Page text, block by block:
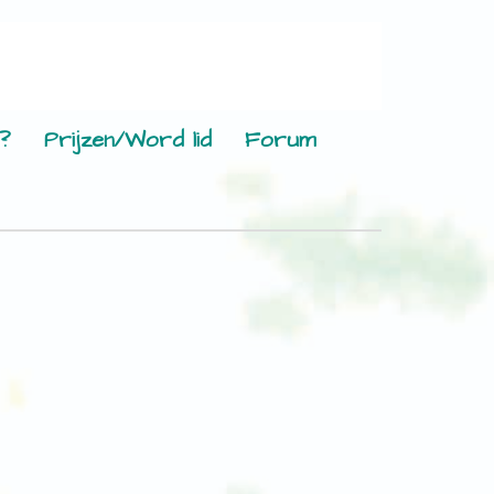
Prijzen/Word lid Forum